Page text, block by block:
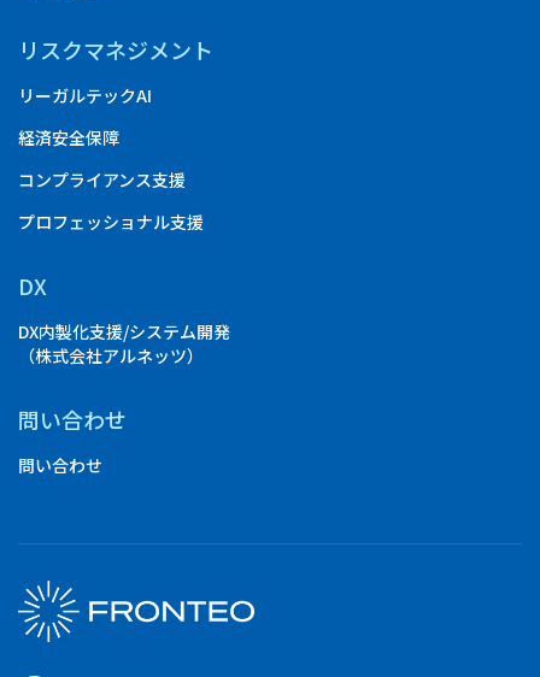
リスクマネジメント
リーガルテックAI
経済安全保障
コンプライアンス支援
プロフェッショナル支援
DX
DX内製化支援/システム開発
（株式会社アルネッツ）
問い合わせ
問い合わせ